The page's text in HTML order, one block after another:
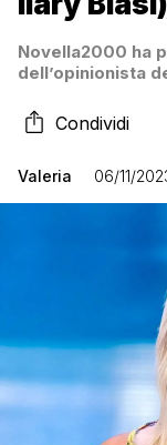
Novella2000 ha
dell’opinionista
Condividi
Valeria 06/11/